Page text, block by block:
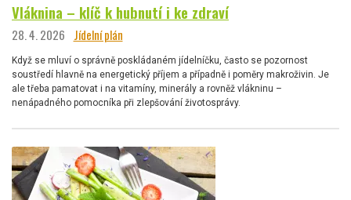
Vláknina – klíč k hubnutí i ke zdraví
28. 4. 2026 Jídelní plán
Když se mluví o správně poskládaném jídelníčku, často se pozornost
soustředí hlavně na energetický příjem a případně i poměry makroživin. Je
ale třeba pamatovat i na vitamíny, minerály a rovněž vlákninu –
nenápadného pomocníka při zlepšování životosprávy.